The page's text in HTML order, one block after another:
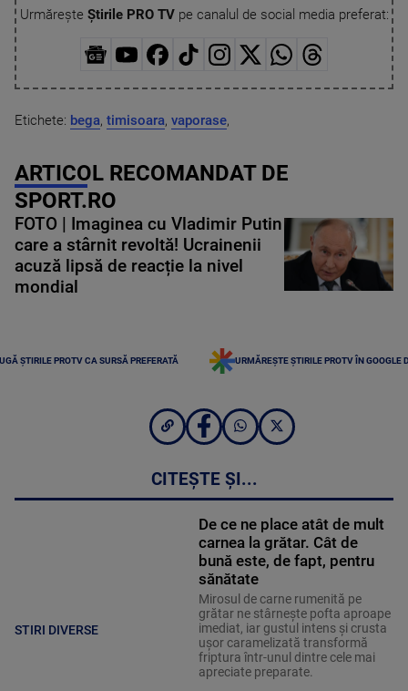
Urmărește Știrile PRO TVpe canalul de social media preferat:
Etichete: bega, timisoara, vaporase,
ARTICOL RECOMANDAT DE
SPORT.RO
FOTO | Imaginea cu Vladimir Putin
care a stârnit revoltă! Ucrainenii
acuză lipsă de reacție la nivel
mondial
ȘTIRILE PROTV CA SURSĂ PREFERATĂ URMĂREȘTE ȘTIRILE PROTV ÎN GOOGLE
CITEȘTE ȘI...
STIRI DIVERSE
De ce ne place atât de mult
carnea la grătar. Cât de
bună este, de fapt, pentru
sănătate
Mirosul de carne rumenită pe
grătar ne stârnește pofta aproape
imediat, iar gustul intens și crusta
ușor caramelizată transformă
friptura într-unul dintre cele mai
apreciate preparate.